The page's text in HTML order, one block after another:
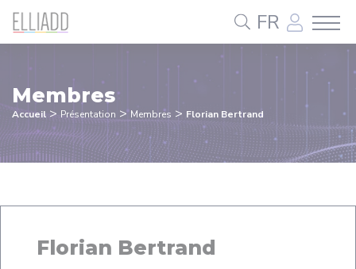
FR
Membres
Accueil > Présentation >Membres > Florian Bertrand
Florian Bertrand
Panneau de gestion des cookies